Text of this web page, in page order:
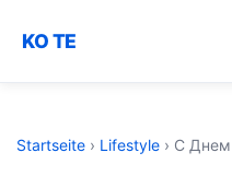
KO TE
Startseite › Lifestyle › С Днем